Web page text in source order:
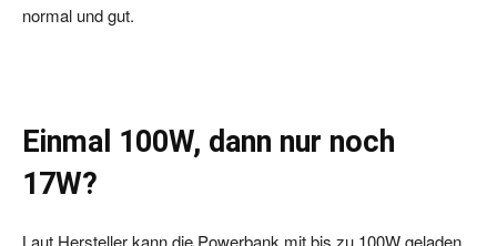
normal und gut.
Einmal 100W, dann nur noch
17W?
Laut Hersteller kann die Powerbank mit bis zu 100W geladen